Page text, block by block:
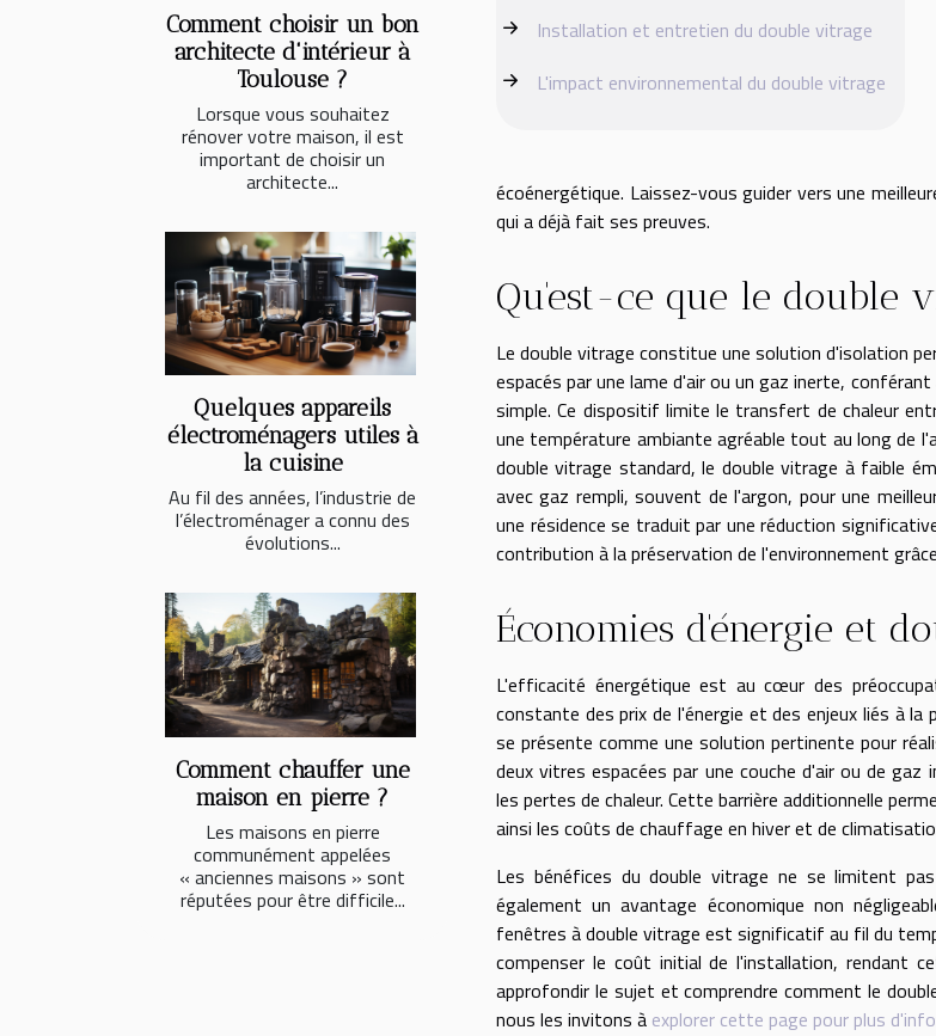
Comment choisir un bon
architecte d'intérieur à
Toulouse ?
Lorsque vous souhaitez
rénover votre maison, il est
important de choisir un
architecte...
Quelques appareils
électroménagers utiles à
la cuisine
Au fil des années, l’industrie de
l’électroménager a connu des
évolutions...
Comment chauffer une
maison en pierre ?
Les maisons en pierre
communément appelées
« anciennes maisons » sont
réputées pour être difficile...
Installation et entretien du double vitrage
L'impact environnemental du double vitrage
écoénergétique. Laissez-vous guider vers une
qui a déjà fait ses preuves.
Qu'est-ce que le double
Le double vitrage constitue une solution d'isolation
espacés par une lame d'air ou un gaz inerte,
simple. Ce dispositif limite le transfert de chaleur
une température ambiante agréable tout au long de
double vitrage standard, le double vitrage à faible
avec gaz rempli, souvent de l'argon, pour une
une résidence se traduit par une réduction
contribution à la préservation de l'environnement
Économies d'énergie et
L'efficacité énergétique est au cœur des
constante des prix de l'énergie et des enjeux liés à
se présente comme une solution pertinente pour
deux vitres espacées par une couche d'air ou de
les pertes de chaleur. Cette barrière additionnelle
ainsi les coûts de chauffage en hiver et de
Les bénéfices du double vitrage ne se limitent
également un avantage économique non
fenêtres à double vitrage est significatif au fil du
compenser le coût initial de l'installation, rendant
approfondir le sujet et comprendre comment le
nous les invitons à explorer cette page pour plus